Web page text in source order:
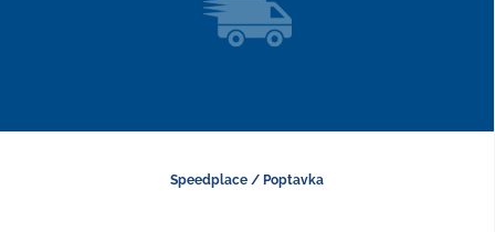
Speedplace / Poptavka